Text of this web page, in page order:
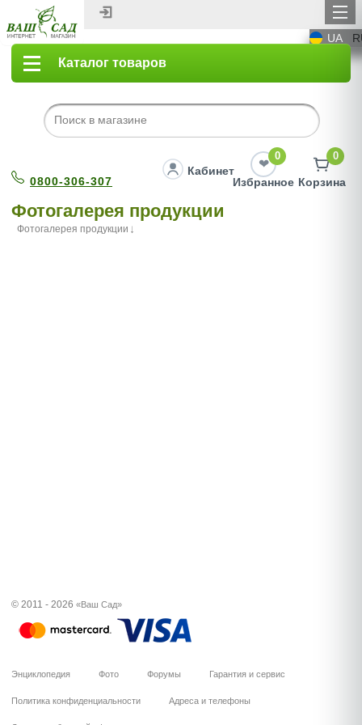
UA
Каталог товаров
0800-306-307
Кабинет
0
Избранное
0
Корзина
Фотогалерея продукции
Фотогалерея продукции
© 2011 - 2026 «Ваш Сад»
Энциклопедия Фото Форумы Гарантия и сервис
Политика конфиденциальности Адреса и телефоны